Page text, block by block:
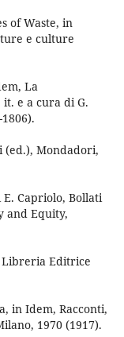
of Waste, in
e culture
La
e a cura di G.
(ed.), Mondadori,
Capriolo, Bollati
and Equity,
Libreria Editrice
in Idem, Racconti,
1970 (1917).